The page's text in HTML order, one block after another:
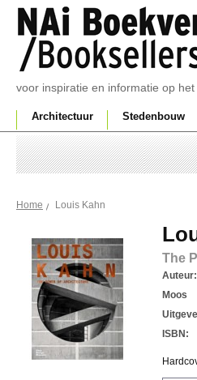
voor inspiratie en informatie op
Architectuur Stedenbouw
Home Louis Kahn
The
Auteur:
Moos
ISBN: